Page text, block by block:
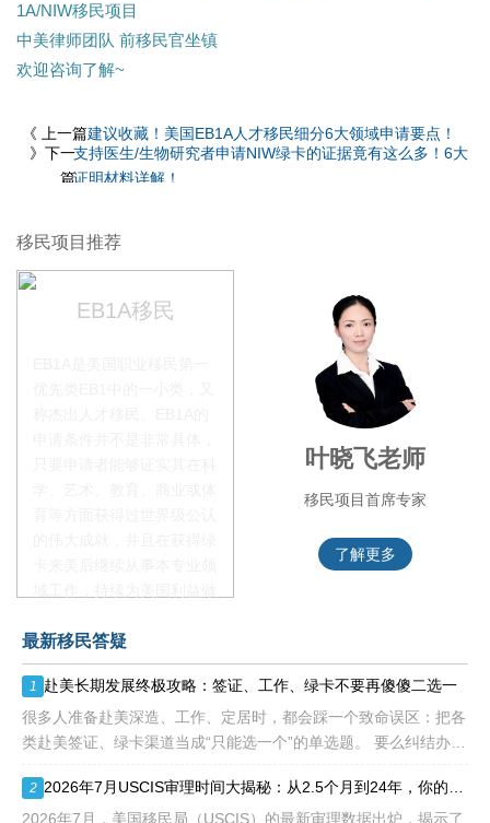
1A/NIW移民项目
中美律师团队 前移民官坐镇
欢迎咨询了解~
《 上一篇建议收藏！美国EB1A人才移民细分6大领域申请要点！
》下一
篇
支持医生/生物研究者申请NIW绿卡的证据竟有这么多！6大
证明材料详解！
移民项目推荐
EB1A移民
额占全球移民签证配额的
28.6%，即大约4万个移民
签证，都会用于满足"优
先"移民类别的申请。EB1A
不需要雇主支持、不用办理
等的限制，所以也愈来愈受
到中国杰出人才的青睐。
叶晓飞老师
移民项目首席专家
了解更多
最新移民答疑
1
赴美长期发展终极攻略：签证、工作、绿卡不要再傻傻二选一
很多人准备赴美深造、工作、定居时，都会踩一个致命误区：把各
类赴美签证、绿卡渠道当成“只能选一个”的单选题。 要么纠结办哪
突、白白浪费几年
2
2026年7月，美国移民局（USCIS）的最新审理数据出炉，揭示了